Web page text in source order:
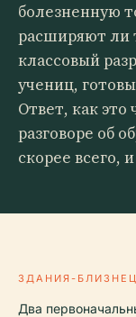
болезненную
расширяют ли
классовый
учениц,
Ответ, как это
разговоре об
скорее всего,
ЗДАНИЯ-
Два